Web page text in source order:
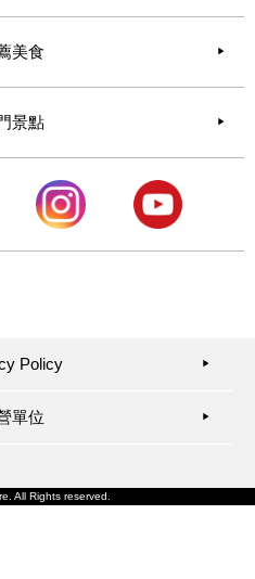
美食
景點
Policy ▶︎
單位 ▶︎
All Rights reserved.